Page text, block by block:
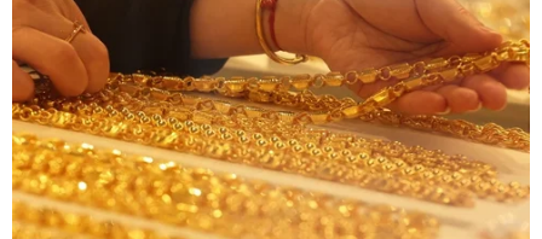
Phó Tổng Biên tập: NGUYỄN THỊ TÁM, KHÚC THANH
THỦY
Sở hữu trí tuệ
Quy định sử dụng
RSS
Hỗ trợ
Ngôn ngữ
TTXVN